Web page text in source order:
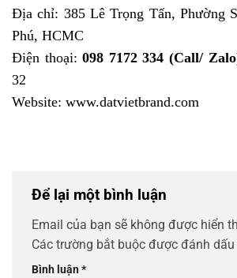
Địa chỉ: 385 Lê Trọng Tấn, Phường
Phú, HCMC
Điện thoại:098 7172 334 (Call/
32
Website: www.datvietbrand.com
Để lại một bình luận
Email của bạn sẽ không được hiển
Các trường bắt buộc được đánh dấu
Bình luận*